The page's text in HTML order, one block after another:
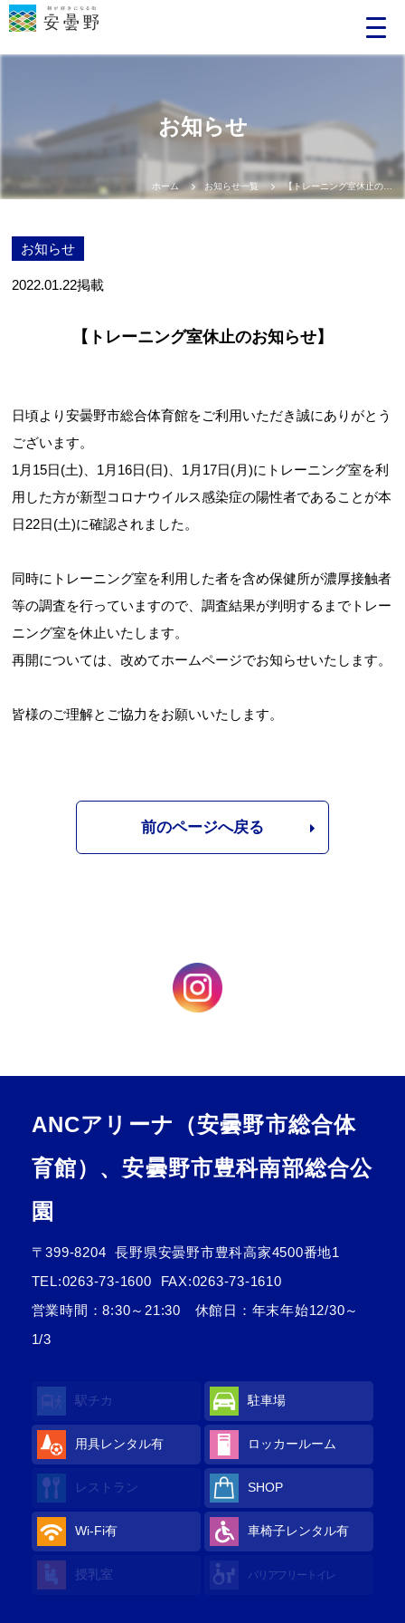
お知らせ
ホーム お知らせ一覧 【トレーニング室休止のお知らせ】
お知らせ
2022.01.22掲載
【トレーニング室休止のお知らせ】
日頃より安曇野市総合体育館をご利用いただき誠にありがとう
ございます。
1月15日(土)、1月16日(日)、1月17日(月)にトレーニング室を利
用した方が新型コロナウイルス感染症の陽性者であることが本
日22日(土)に確認されました。
同時にトレーニング室を利用した者を含め保健所が濃厚接触者
等の調査を行っていますので、調査結果が判明するまでトレー
ニング室を休止いたします。
再開については、改めてホームページでお知らせいたします。
皆様のご理解とご協力をお願いいたします。
前のページへ戻る
ANCアリーナ（安曇野市総合体
育館）、安曇野市豊科南部総合公
園
〒399-8204
長野県安曇野市豊科高家4500番地1
TEL:0263-73-1600
FAX:0263-73-1610
営業時間：8:30～21:30 休館日：年末年始12/30～
1/3
駅チカ 駐車場
用具レンタル有 ロッカールーム
レストラン SHOP
Wi-Fi有 車椅子レンタル有
授乳室 バリアフリートイレ